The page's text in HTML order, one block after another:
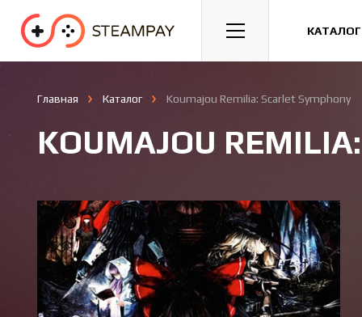
Спорт Гонки Казуальные
Главная Каталог Koumajou Remilia: Scarlet Symphony
KOUMAJOU